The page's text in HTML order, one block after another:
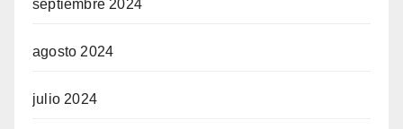
septiembre 2024
agosto 2024
julio 2024